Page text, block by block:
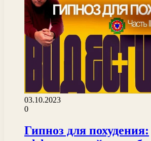
03.10.2023
0
Гипноз для похудения: